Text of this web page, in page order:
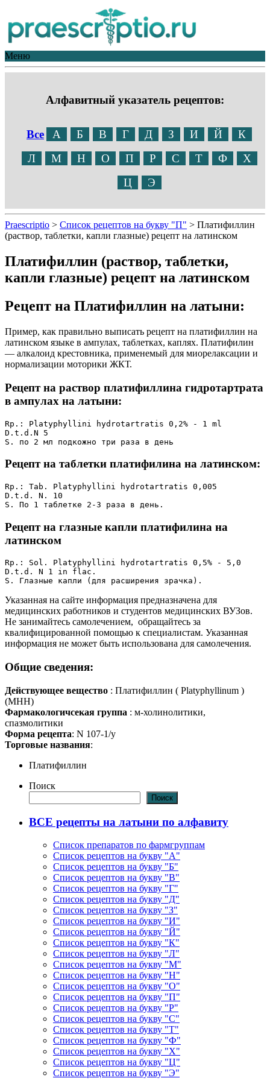
Меню
Алфавитный указатель рецептов:
Все А Б В Г Д З И Й
К
Л
М Н О П Р С Т Ф
Х
Ц
Э
Praescriptio > Список рецептов на букву "П" > Платифиллин
(раствор, таблетки, капли глазные) рецепт на латинском
Платифиллин (раствор, таблетки,
капли глазные) рецепт на латинском
Рецепт на Платифиллин на латыни:
Пример, как правильно выписать рецепт на платифиллин на
латинском языке в ампулах, таблетках, каплях. Платифилин
— алкалоид крестовника, применемый для миорелаксации и
нормализации моторики ЖКТ.
Рецепт на раствор платифиллина гидротартрата
в ампулах на латыни:
Rp.: Platyphyllini hydrotartratis 0,2% - 1 ml
D.t.d.N 5
S. по 2 мл подкожно три раза в день
Рецепт на таблетки платифилина на латинском:
Rp.: Tab. Platyphyllini hydrotartratis 0,005
D.t.d. N. 10
S. По 1 таблетке 2-3 раза в день.
Рецепт на глазные капли платифилина на
латинском
Rp.: Sol. Platyphyllini hydrotartratis 0,5% - 5,0
D.t.d. N 1 in flac.
S. Глазные капли (для расширения зрачка).
Указанная на сайте информация предназначена для
медицинских работников и студентов медицинских ВУЗов.
Не занимайтесь самолечением, обращайтесь за
квалифицированной помощью к специалистам. Указанная
информация не может быть использована для самолечения.
Общие сведения:
Действующее вещество : Платифиллин ( Platyphyllinum )
(МНН)
Фармакологичсекая группа : м-холинолитики,
спазмолитики
Форма рецепта: N 107-1/у
Торговые названия:
Платифиллин
Поиск
Поиск
ВСЕ рецепты на латыни по алфавиту
Список препаратов по фармгруппам
Список рецептов на букву "А"
Список рецептов на букву "Б"
Список рецептов на букву "В"
Список рецептов на букву "Г"
Список рецептов на букву "Д"
Список рецептов на букву "З"
Список рецептов на букву "И"
Список рецептов на букву "Й"
Список рецептов на букву "К"
Список рецептов на букву "Л"
Список рецептов на букву "М"
Список рецептов на букву "Н"
Список рецептов на букву "О"
Список рецептов на букву "П"
Список рецептов на букву "Р"
Список рецептов на букву "С"
Список рецептов на букву "Т"
Список рецептов на букву "Ф"
Список рецептов на букву "Х"
Список рецептов на букву "Ц"
Список рецептов на букву "Э"